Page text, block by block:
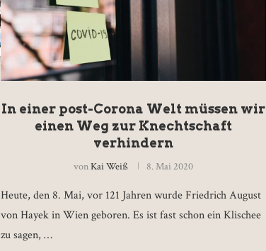
In einer post-Corona Welt müssen wir
einen Weg zur Knechtschaft
verhindern
vonKai Weiß 8. Mai 2020
Heute, den 8. Mai, vor 121 Jahren wurde Friedrich August
von Hayek in Wien geboren. Es ist fast schon ein Klischee
zu sagen, …